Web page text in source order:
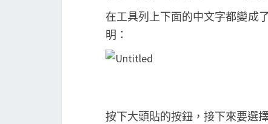
在工具列上下面的中文字都變成
明：
按下大頭貼的按鈕，接下來要選